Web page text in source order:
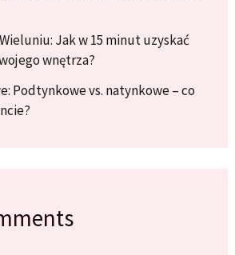
Jak w 15 minut uzyskać
wnętrza?
Podtynkowe vs. natynkowe – co